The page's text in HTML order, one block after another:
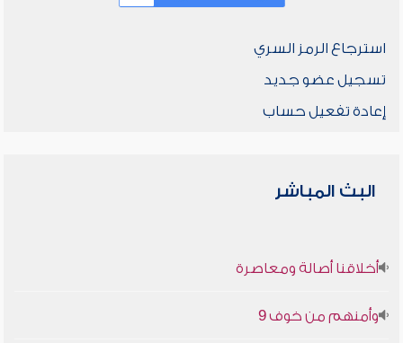
استرجاع الرمز السري
تسجيل عضو جديد
إعادة تفعيل حساب
البث المباشر
أخلاقنا أصالة ومعاصرة
وأمنهم من خوف 9